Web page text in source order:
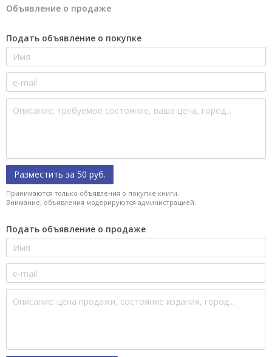
Объявление о продаже
Подать объявление о покупке
Разместить за 50 руб.
Принимаются только объявления о покупке книги.
Внимание, объявления модерируются администрацией.
Подать объявление о продаже